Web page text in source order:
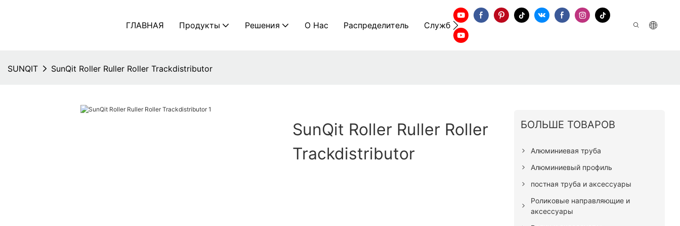
ГЛАВНАЯ Продукты Решения О Нас Распределитель Служба Поддержки Свяжитесь С Нами
SUNQIT SunQit Roller Ruller Roller Trackdistributor
SunQit Roller Ruller Roller
Trackdistributor
БОЛЬШЕ ТОВАРОВ
Алюминиевая труба
Алюминиевый профиль
постная труба и аксессуары
Роликовые направляющие и
аксессуары